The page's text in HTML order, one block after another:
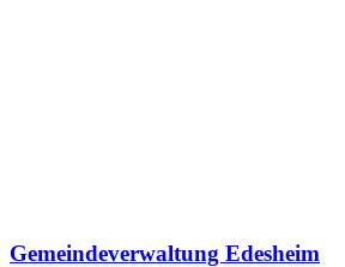
Gemeindeverwaltung Edesheim